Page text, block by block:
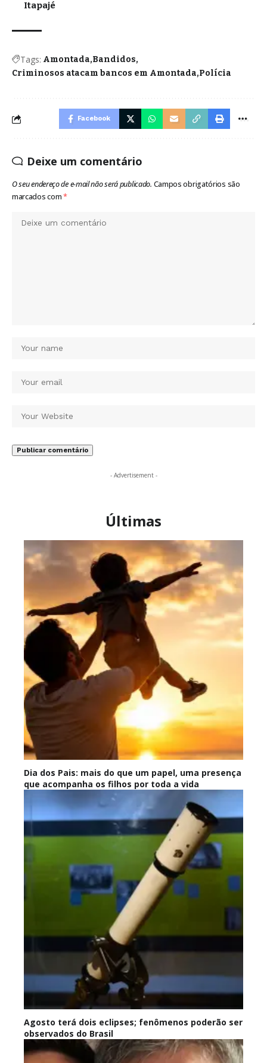
Itapajé
Tags: Amontada Bandidos
Criminosos atacam bancos em Amontada Polícia
Facebook
Deixe um comentário
O seu endereço de e-mail não será publicado. Campos obrigatórios são
marcados com*
- Advertisement -
Últimas
Dia dos Pais: mais do que um papel, uma presença
que acompanha os filhos por toda a vida
Agosto terá dois eclipses; fenômenos poderão ser
observados do Brasil